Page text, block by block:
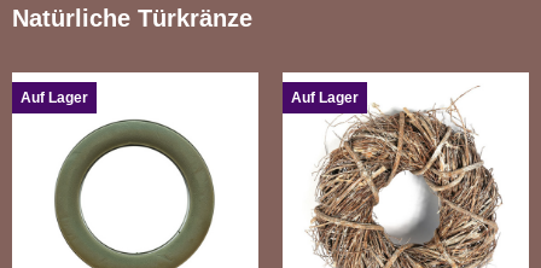
Natürliche Türkränze
Auf Lager Auf Lager